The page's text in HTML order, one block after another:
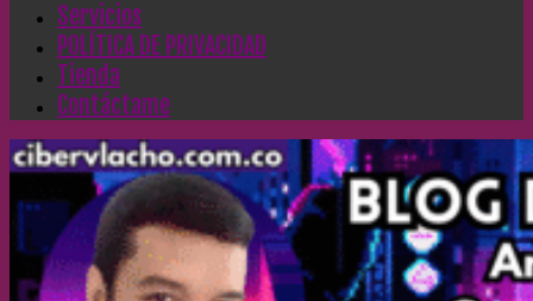
Servicios
POLÍTICA DE PRIVACIDAD
Tienda
Contáctame